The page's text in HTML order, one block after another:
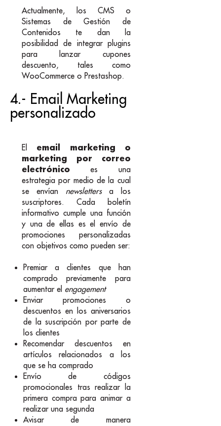
Actualmente, los CMS o
Sistemas de Gestión de
Contenidos te dan la
posibilidad de integrar plugins
para lanzar cupones
descuento, tales como
WooCommerce o Prestashop.
4.- Email Marketing
personalizado
El email marketing o
marketing por correo
electrónico es una
estrategia por medio de la cual
se envían newslettersa los
suscriptores. Cada boletín
informativo cumple una función
y una de ellas es el envío de
promociones personalizadas
con objetivos como pueden ser:
Premiar a clientes que han
comprado previamente para
aumentar el engagement
Enviar promociones o
descuentos en los aniversarios
de la suscripción por parte de
los clientes
Recomendar descuentos en
artículos relacionados a los
que se ha comprado
Envío de códigos
promocionales tras realizar la
primera compra para animar a
realizar una segunda
Avisar de manera